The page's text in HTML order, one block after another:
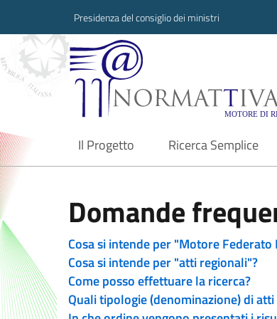
Presidenza del consiglio dei ministri
Normattiva
Il Progetto
current Ricerca Semplice
Domande
Cosa si intende per "Motore Federato
Cosa si intende per "atti regionali"?
Come posso effettuare la ricerca?
Quali tipologie (denominazione) di